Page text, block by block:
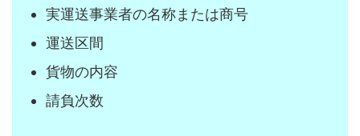
実運送事業者の名称または商号
運送区間
貨物の内容
請負次数